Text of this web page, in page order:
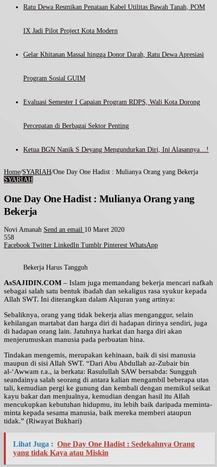
Ratu Dewa Resmikan Penataan Kabel Utilitas Bawah Tanah, POM
IX Jadi Pilot Project Kota Modern
Gelar Khitanan Massal hingga Donor Darah, Ratu Dewa Apresiasi
Program Sosial GUIM
Evaluasi Semester I Capaian Program RDPS, Wali Kota Dorong
Percepatan di Berbagai Sektor Penting
Ketua BGN Nanik S Deyang Mengundurkan Diri, Ini Alasannya…!
Home/SYARIAH/One Day One Hadist : Mulianya Orang yang Bekerja
SYARIAH
One Day One Hadist : Mulianya Orang yang
Bekerja
Novi Amanah Send an email 10 Maret 2020
558
Facebook Twitter LinkedIn Tumblr Pinterest WhatsApp
Bekerja Harus Tangguh
AsSAJIDIN.COM – Islam juga memandang bekerja mencari nafkah
sebagai salah satu bentuk ibadah dan sekaligus rasa syukur kepada
Allah SWT. Ini diterangkan dalam Alquran yang artinya:
Sebaliknya, orang yang tidak bekerja alias menganggur, selain
kehilangan martabat dan harga diri di hadapan dirinya sendiri, juga
di hadapan orang lain. Jatuhnya harkat dan harga diri akan
menjerumuskan manusia pada perbuatan hina.
Tindakan mengemis, merupakan kehinaan, baik di sisi manusia
maupun di sisi Allah SWT. “Dari Abu Abdullah az-Zubair bin
al-‘Awwam r.a., ia berkata: Rasulullah SAW bersabda: Sungguh
seandainya salah seorang di antara kalian mengambil beberapa utas
tali, kemudian pergi ke gunung dan kembali dengan memikul seikat
kayu bakar dan menjualnya, kemudian dengan hasil itu Allah
mencukupkan kebutuhan hidupmu, itu lebih baik daripada meminta-
minta kepada sesama manusia, baik mereka memberi ataupun
tidak.” (Riwayat Bukhari)
Lihat Juga : One Day One Hadist : Sedekahnya Orang
yang tidak Kaya atau Miskin